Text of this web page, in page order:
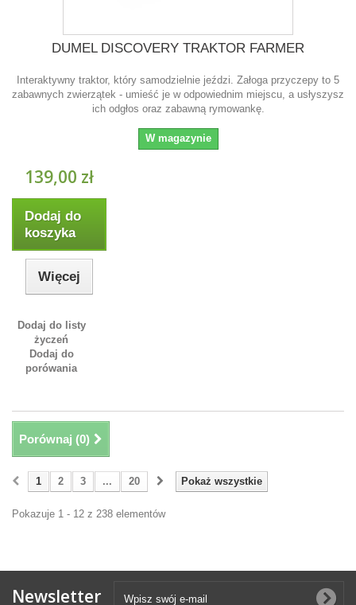
DUMEL DISCOVERY TRAKTOR FARMER
Interaktywny traktor, który samodzielnie jeździ. Załoga przyczepy to 5
zabawnych zwierzątek - umieść je w odpowiednim miejscu, a usłyszysz
ich odgłos oraz zabawną rymowankę.
W magazynie
139,00 zł
Dodaj do
koszyka
Więcej
Dodaj do listy
życzeń
Dodaj do
porówania
Porównaj (0)
Pokaż wszystkie
1 2 3 ... 20
Pokazuje 1 - 12 z 238 elementów
Newsletter